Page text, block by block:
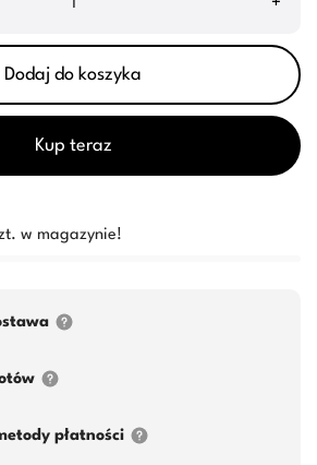
+
Dodaj do koszyka
Kup teraz
w magazynie!
płatności